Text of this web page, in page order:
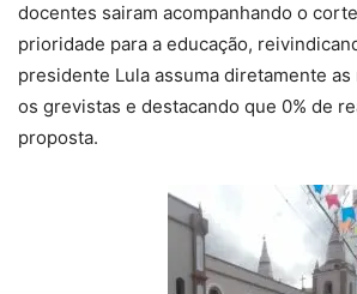
docentes sairam acompanhando o
prioridade para a educação,
presidente Lula assuma diretamente
os grevistas e destacando que 0% de
proposta.